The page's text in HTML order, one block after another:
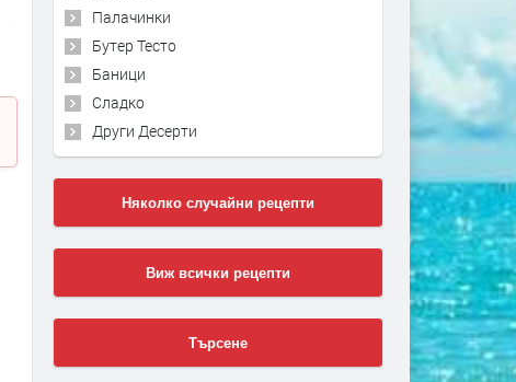
Палачинки
Бутер Тесто
Баници
Сладко
Други Десерти
Няколко случайни рецепти
Виж всички рецепти
Търсене